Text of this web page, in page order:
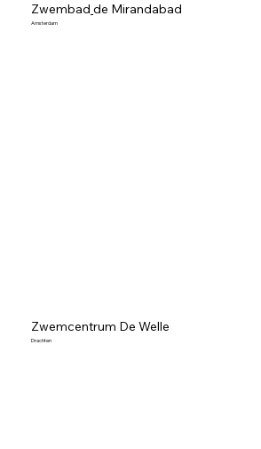
Zwembad de Mirandabad
Amsterdam
Zwemcentrum De Welle
Drachten